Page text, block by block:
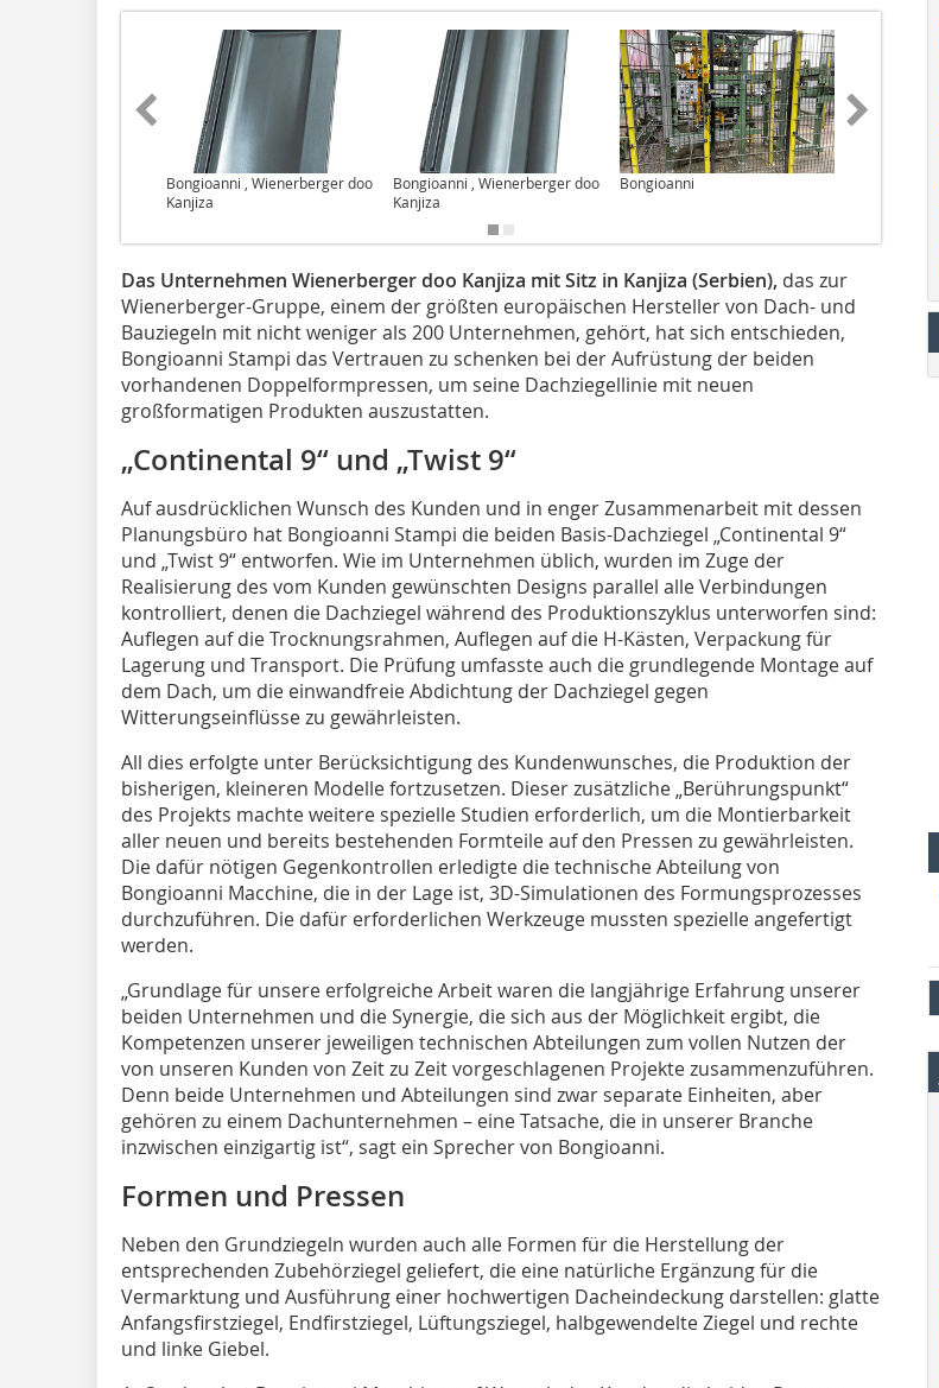
Bongioanni , Wienerberger doo
Kanjiza
Bongioanni , Wienerberger doo
Kanjiza
Bongioanni
Das Unternehmen Wienerberger doo Kanjiza mit Sitz in Kanjiza (Serbien), das zur
Wienerberger-Gruppe, einem der größten europäischen Hersteller von Dach- und
Bauziegeln mit nicht weniger als 200 Unternehmen, gehört, hat sich entschieden,
Bongioanni Stampi das Vertrauen zu schenken bei der Aufrüstung der beiden
vorhandenen Doppelformpressen, um seine Dachziegellinie mit neuen
großformatigen Produkten auszustatten.
„Continental 9“ und „Twist 9“
Auf ausdrücklichen Wunsch des Kunden und in enger Zusammenarbeit mit dessen
Planungsbüro hat Bongioanni Stampi die beiden Basis-Dachziegel „Continental 9“
und „Twist 9“ entworfen. Wie im Unternehmen üblich, wurden im Zuge der
Realisierung des vom Kunden gewünschten Designs parallel alle Verbindungen
kontrolliert, denen die Dachziegel während des Produktionszyklus unterworfen sind:
Auflegen auf die Trocknungsrahmen, Auflegen auf die H-Kästen, Verpackung für
Lagerung und Transport. Die Prüfung umfasste auch die grundlegende Montage auf
dem Dach, um die einwandfreie Abdichtung der Dachziegel gegen
Witterungseinflüsse zu gewährleisten.
All dies erfolgte unter Berücksichtigung des Kundenwunsches, die Produktion der
bisherigen, kleineren Modelle fortzusetzen. Dieser zusätzliche „Berührungspunkt“
des Projekts machte weitere spezielle Studien erforderlich, um die Montierbarkeit
aller neuen und bereits bestehenden Formteile auf den Pressen zu gewährleisten.
Die dafür nötigen Gegenkontrollen erledigte die technische Abteilung von
Bongioanni Macchine, die in der Lage ist, 3D-Simulationen des Formungsprozesses
durchzuführen. Die dafür erforderlichen Werkzeuge mussten spezielle angefertigt
werden.
„Grundlage für unsere erfolgreiche Arbeit waren die langjährige Erfahrung unserer
beiden Unternehmen und die Synergie, die sich aus der Möglichkeit ergibt, die
Kompetenzen unserer jeweiligen technischen Abteilungen zum vollen Nutzen der
von unseren Kunden von Zeit zu Zeit vorgeschlagenen Projekte zusammenzuführen.
Denn beide Unternehmen und Abteilungen sind zwar separate Einheiten, aber
gehören zu einem Dachunternehmen – eine Tatsache, die in unserer Branche
inzwischen einzigartig ist“, sagt ein Sprecher von Bongioanni.
Formen und Pressen
Neben den Grundziegeln wurden auch alle Formen für die Herstellung der
entsprechenden Zubehörziegel geliefert, die eine natürliche Ergänzung für die
Vermarktung und Ausführung einer hochwertigen Dacheindeckung darstellen: glatte
Anfangsfirstziegel, Endfirstziegel, Lüftungsziegel, halbgewendelte Ziegel und rechte
und linke Giebel.